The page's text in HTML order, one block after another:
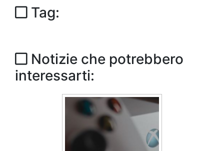
Tag:
Notizie che potrebbero
interessarti: